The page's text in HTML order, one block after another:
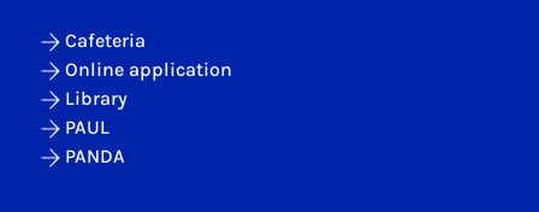
Cafeteria
Online application
Library
PAUL
PANDA